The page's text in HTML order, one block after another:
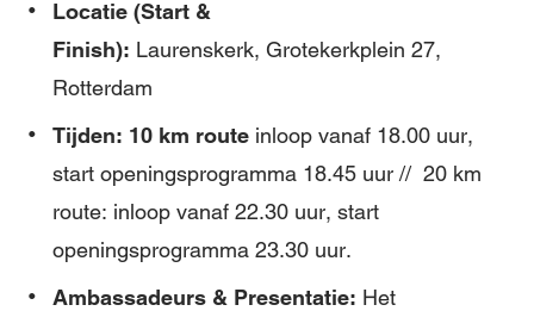
Locatie (Start &
Finish): Laurenskerk, Grotekerkplein 27,
Rotterdam
Tijden: 10 km route inloop vanaf 18.00 uur,
start openingsprogramma 18.45 uur // 20 km
route: inloop vanaf 22.30 uur, start
openingsprogramma 23.30 uur.
Ambassadeurs & Presentatie: Het